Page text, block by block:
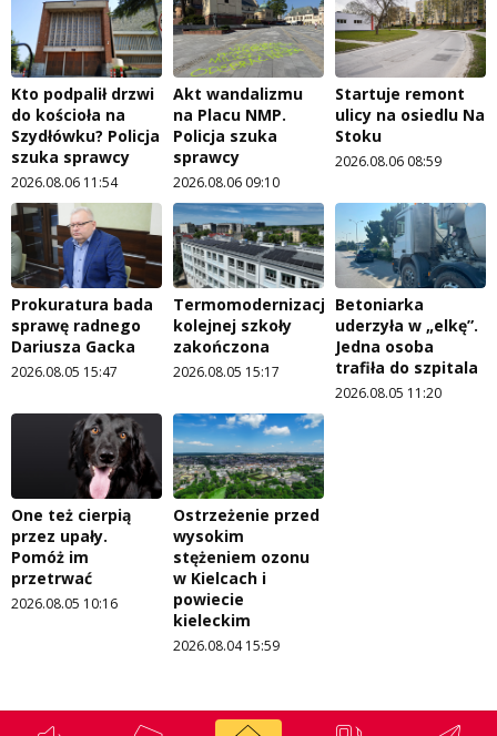
Kto podpalił drzwi
do kościoła na
Szydłówku? Policja
szuka sprawcy
2026.08.06 11:54
Akt wandalizmu
na Placu NMP.
Policja szuka
sprawcy
2026.08.06 09:10
Startuje remont
ulicy na osiedlu Na
Stoku
2026.08.06 08:59
Prokuratura bada
sprawę radnego
Dariusza Gacka
2026.08.05 15:47
Termomodernizacja
kolejnej szkoły
zakończona
2026.08.05 15:17
Betoniarka
uderzyła w „elkę”.
Jedna osoba
trafiła do szpitala
2026.08.05 11:20
One też cierpią
przez upały.
Pomóż im
przetrwać
2026.08.05 10:16
Ostrzeżenie przed
wysokim
stężeniem ozonu
w Kielcach i
powiecie
kieleckim
2026.08.04 15:59